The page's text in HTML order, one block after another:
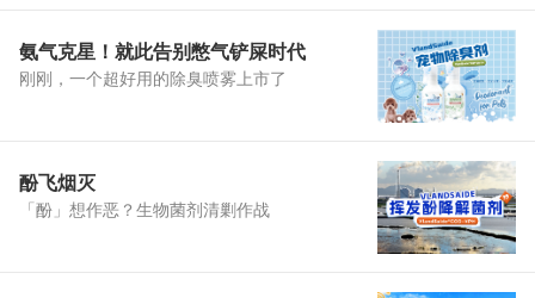
氨气克星！就此告别憋气铲屎时代
刚刚，一个超好用的除臭喷雾上市了
酚飞烟灭
「酚」想作恶？生物菌剂清剿作战